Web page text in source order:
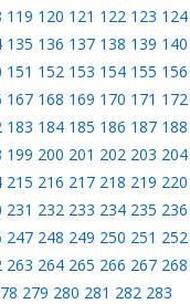
119 120 121 122 123 124
135 136 137 138 139 140
151 152 153 154 155 156
167 168 169 170 171 172
183 184 185 186 187 188
199 200 201 202 203 204
215 216 217 218 219 220
231 232 233 234 235 236
247 248 249 250 251 252
263 264 265 266 267 268
279 280 281 282 283